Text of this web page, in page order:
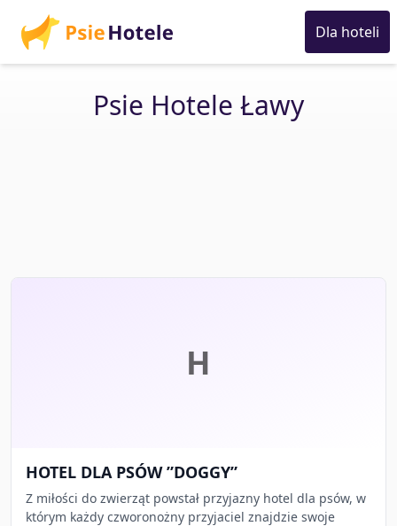
Dla hoteli
Psie Hotele Ławy
H
HOTEL DLA PSÓW ”DOGGY”
Z miłości do zwierząt powstał przyjazny hotel dla psów, w
którym każdy czworonożny przyjaciel znajdzie swoje